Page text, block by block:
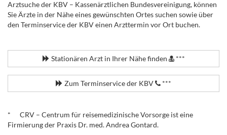
Arztsuche der KBV – Kassenärztlichen Bundesvereinigung, können
Sie Ärzte in der Nähe eines gewünschten Ortes suchen sowie über
den Terminservice der KBV einen Arzttermin vor Ort buchen.
Stationären Arzt in Ihrer Nähe finden ***
Zum Terminservice der KBV ***
* CRV – Centrum für reisemedizinische Vorsorge ist eine
Firmierung der Praxis Dr. med. Andrea Gontard.